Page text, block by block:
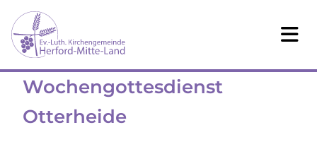
Wochengottesdienst
Otterheide